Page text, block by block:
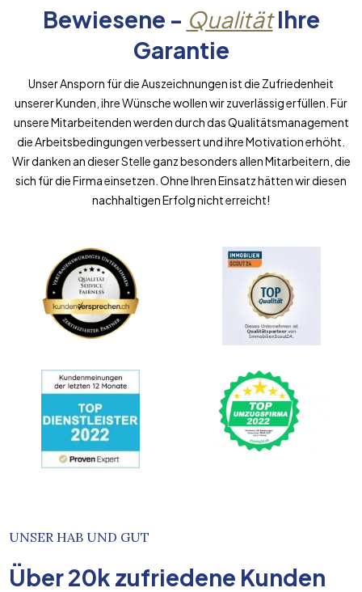
Bewiesene - QualitätIhre
Garantie
Unser Ansporn für die Auszeichnungen ist die Zufriedenheit
unserer Kunden, ihre Wünsche wollen wir zuverlässig erfüllen. Für
unsere Mitarbeitenden werden durch das Qualitätsmanagement
die Arbeitsbedingungen verbessert und ihre Motivation erhöht.
Wir danken an dieser Stelle ganz besonders allen Mitarbeitern, die
sich für die Firma einsetzen. Ohne Ihren Einsatz hätten wir diesen
nachhaltigen Erfolg nicht erreicht!
UNSER HAB UND GUT
Über20k zufriedene Kunden